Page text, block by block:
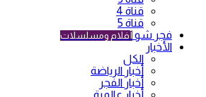
قناة 4
قناة 5
فجر شو أفلام ومسلسلات
الأخبار
الكل
أخبار الرياضة
أخبار الفجر